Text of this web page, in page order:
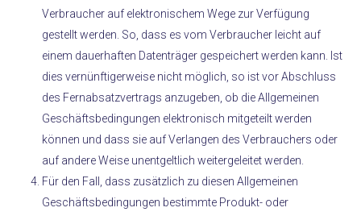
Verbraucher auf elektronischem Wege zur Verfügung
gestellt werden. So, dass es vom Verbraucher leicht auf
einem dauerhaften Datenträger gespeichert werden kann. Ist
dies vernünftigerweise nicht möglich, so ist vor Abschluss
des Fernabsatzvertrags anzugeben, ob die Allgemeinen
Geschäftsbedingungen elektronisch mitgeteilt werden
können und dass sie auf Verlangen des Verbrauchers oder
auf andere Weise unentgeltlich weitergeleitet werden.
Für den Fall, dass zusätzlich zu diesen Allgemeinen
Geschäftsbedingungen bestimmte Produkt- oder